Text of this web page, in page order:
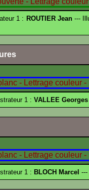
1 : ROUTIER Jean---
1 : VALLEE Georges
1 : BLOCH Marcel ---